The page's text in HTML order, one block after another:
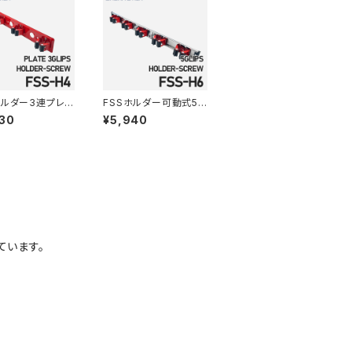
ダー3連プレー
ー ネジタイ
H4
FSSホルダー可動式5
連ホルダー ネジタイ
プ FSS-H6
¥5,940
ます。